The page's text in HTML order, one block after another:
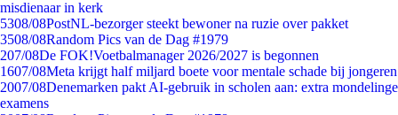
misdienaar in kerk
5308/08PostNL-bezorger steekt bewoner na ruzie over pakket
3508/08Random Pics van de Dag #1979
207/08De FOK!Voetbalmanager 2026/2027 is begonnen
1607/08Meta krijgt half miljard boete voor mentale schade bij jongeren
2007/08Denemarken pakt AI-gebruik in scholen aan: extra mondelinge
examens